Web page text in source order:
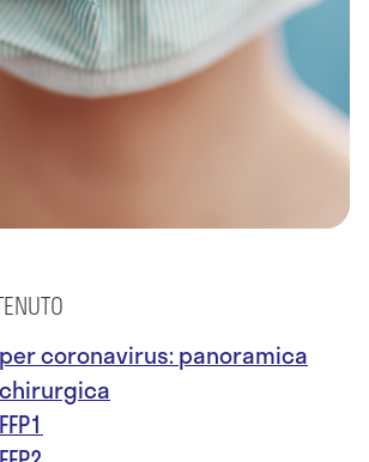
coronavirus: panoramica